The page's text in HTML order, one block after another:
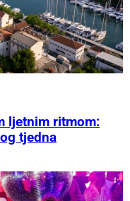
ljetnim ritmom:
tjedna